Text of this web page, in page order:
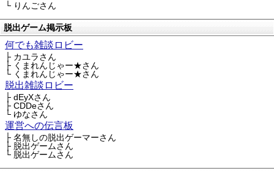
└ りんごさん
脱出ゲーム掲示板
何でも雑談ロビー
├ カユラさん
├ くまれんじゃー★さん
└ くまれんじゃー★さん
脱出雑談ロビー
├ dEyXさん
├ CDDeさん
└ ゆなさん
運営への伝言板
├ 名無しの脱出ゲーマーさん
├ 脱出ゲームさん
└ 脱出ゲームさん